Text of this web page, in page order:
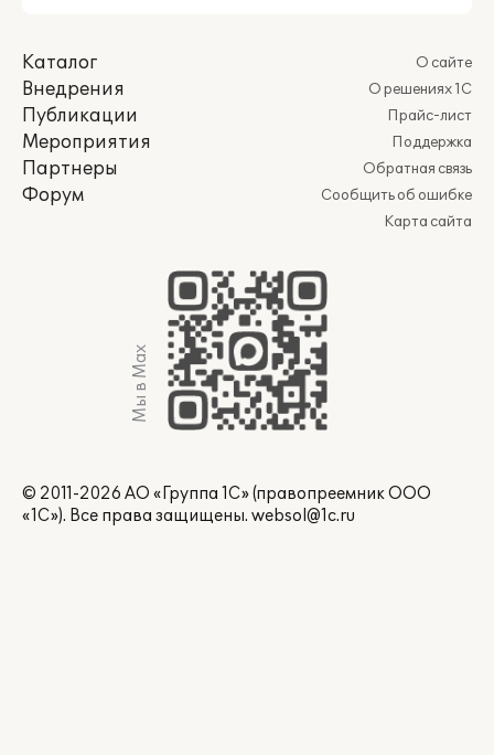
Каталог
Внедрения
Публикации
Мероприятия
Партнеры
Форум
О сайте
О решениях 1С
Прайс-лист
Поддержка
Обратная связь
Сообщить об ошибке
Карта сайта
Мы в Max
© 2011-2026 АО «Группа 1С» (правопреемник ООО
«1С»). Все права защищены. websol@1c.ru